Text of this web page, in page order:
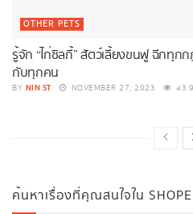
OTHER PETS
รู้จัก “ไก่ซิลกี้” สัตว์เลี้ยงขนฟู ฉีกทุก
กับทุกคน
BY NIN ST NOVEMBER 27, 2023
ค้นหาเรื่องที่คุณสนใจใน